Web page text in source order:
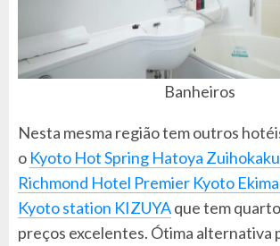
Banheiros
Nesta mesma região tem outros
o Kyoto Hot Spring Hatoya
Richmond Hotel Premier Kyoto
Kyoto station KIZUYAque tem
preços excelentes. Ótima alternativa